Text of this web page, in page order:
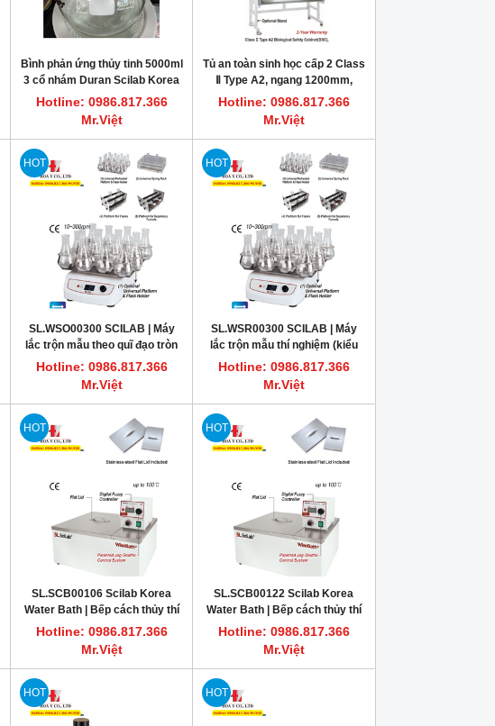
Bình phản ứng thủy tinh 5000ml
3 cổ nhám Duran Scilab Korea
Hotline: 0986.817.366
Mr.Việt
Tủ an toàn sinh học cấp 2 Class
Ⅱ Type A2, ngang 1200mm,
Scilab Korea “BSC-13”
Hotline: 0986.817.366
Mr.Việt
HOT
SL.WSO00300 SCILAB | Máy
lắc trộn mẫu theo quĩ đạo tròn
MaXshake SHK-S2.O
Hotline: 0986.817.366
Mr.Việt
HOT
SL.WSR00300 SCILAB | Máy
lắc trộn mẫu thí nghiệm (kiểu
lắc qua lại) SHK-S2.R
Hotline: 0986.817.366
Mr.Việt
HOT
SL.SCB00106 Scilab Korea
Water Bath | Bếp cách thủy thí
nghiệm có tuần hoàn 6 lít SCB-6
Hotline: 0986.817.366
Mr.Việt
HOT
SL.SCB00122 Scilab Korea
Water Bath | Bếp cách thủy thí
nghiệm có tuần hoàn 22 lít SCB-
22
Hotline: 0986.817.366
Mr.Việt
HOT HOT